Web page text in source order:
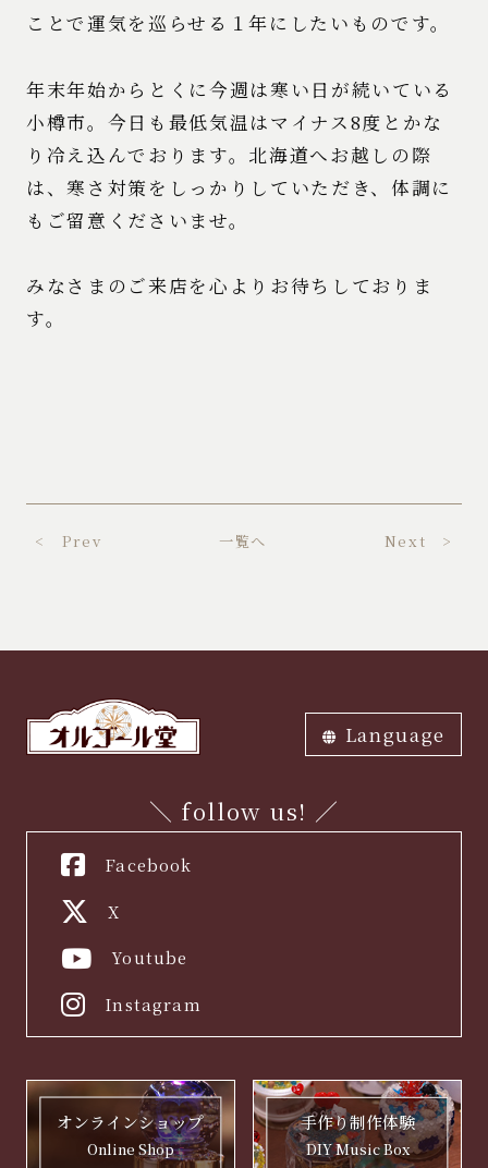
ことで運気を巡らせる１年にしたいものです。
年末年始からとくに今週は寒い日が続いている
小樽市。今日も最低気温はマイナス8度とかな
り冷え込んでおります。北海道へお越しの際
は、寒さ対策をしっかりしていただき、体調に
もご留意くださいませ。
みなさまのご来店を心よりお待ちしておりま
す。
< Prev 一覧へ Next >
Language
＼ follow us! ／
Facebook
X
Youtube
Instagram
オンラインショップ
Online Shop
手作り制作体験
DIY Music Box